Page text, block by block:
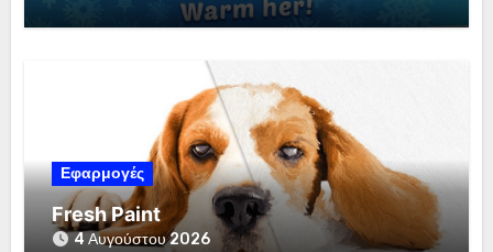
Εφαρμογές
Fresh Paint
4 Αυγούστου 2026